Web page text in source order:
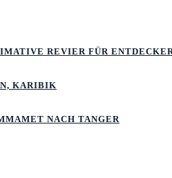
REVIER FÜR
KARIBIK
NACH TANGER